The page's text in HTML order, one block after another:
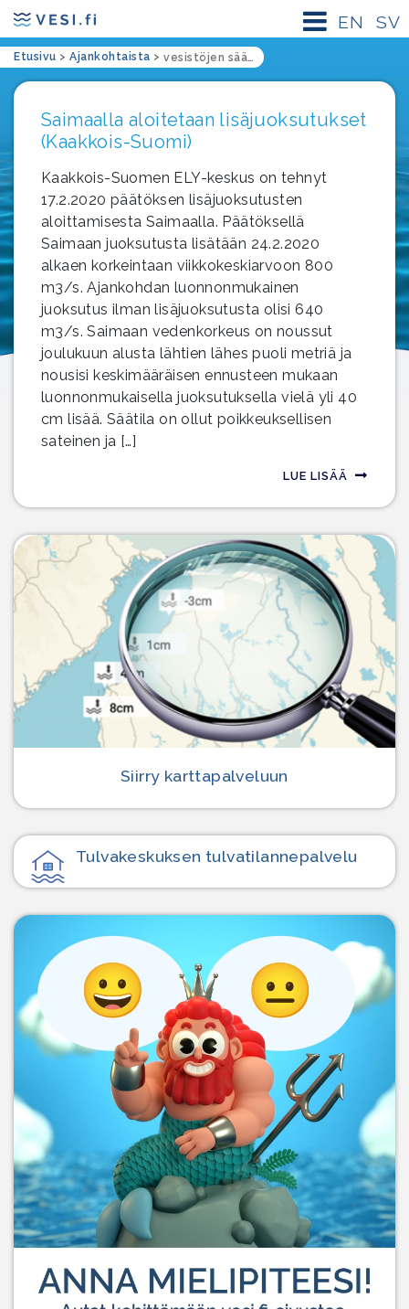
SV
EN
Etusivu > Ajankohtaista > vesistöjen säännös
Saimaalla aloitetaan lisäjuoksutukset
(Kaakkois-Suomi)
Kaakkois-Suomen ELY-keskus on tehnyt
17.2.2020 päätöksen lisäjuoksutusten
aloittamisesta Saimaalla. Päätöksellä
Saimaan juoksutusta lisätään 24.2.2020
alkaen korkeintaan viikkokeskiarvoon 800
m3/s. Ajankohdan luonnonmukainen
juoksutus ilman lisäjuoksutusta olisi 640
m3/s. Saimaan vedenkorkeus on noussut
joulukuun alusta lähtien lähes puoli metriä ja
nousisi keskimääräisen ennusteen mukaan
luonnonmukaisella juoksutuksella vielä yli 40
cm lisää. Säätila on ollut poikkeuksellisen
sateinen ja […]
LUE LISÄÄ
Siirry karttapalveluun
Tulvakeskuksen tulvatilanne­palvelu